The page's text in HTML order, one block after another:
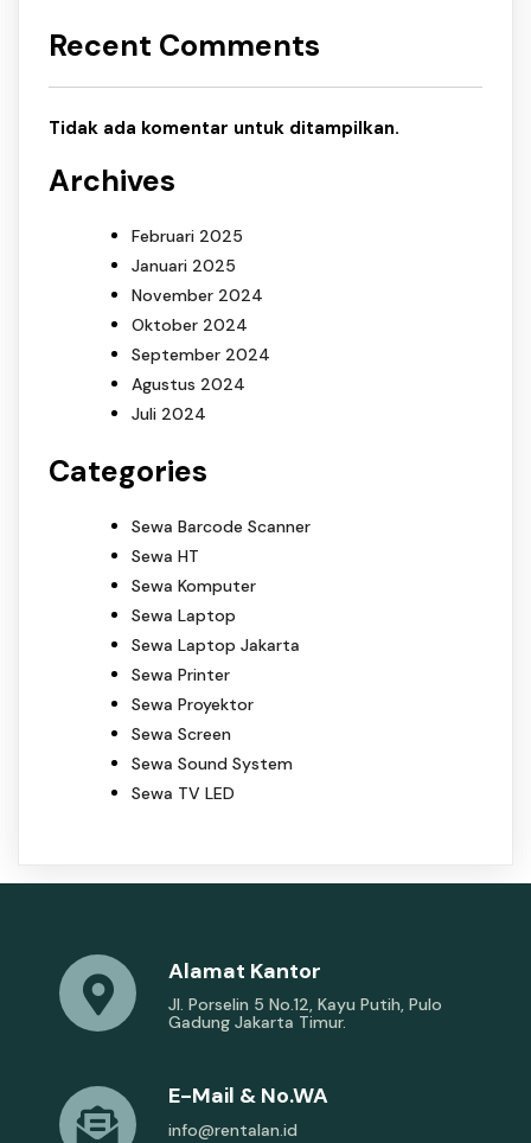
Recent Comments
Tidak ada komentar untuk ditampilkan.
Archives
Februari 2025
Januari 2025
November 2024
Oktober 2024
September 2024
Agustus 2024
Juli 2024
Categories
Sewa Barcode Scanner
Sewa HT
Sewa Komputer
Sewa Laptop
Sewa Laptop Jakarta
Sewa Printer
Sewa Proyektor
Sewa Screen
Sewa Sound System
Sewa TV LED
Alamat Kantor
Jl. Porselin 5 No.12, Kayu Putih, Pulo
Gadung Jakarta Timur.
E-Mail & No.WA
info@rentalan.id